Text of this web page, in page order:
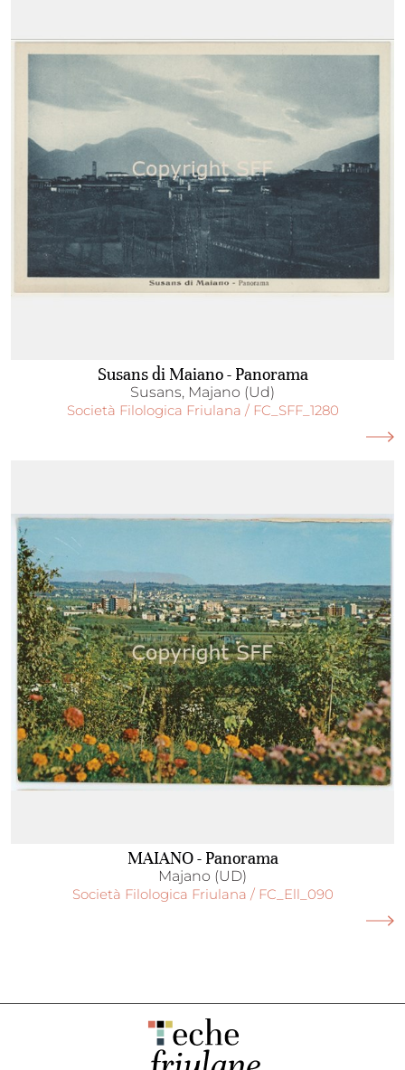
Susans di Maiano - Panorama
Susans, Majano (Ud)
Società Filologica Friulana / FC_SFF_1280
MAIANO - Panorama
Majano (UD)
Società Filologica Friulana / FC_Ell_090